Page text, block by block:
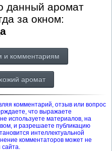
данный аромат
за окном:
и комментариям
аромат
комментарий, отзыв или вопрос
что выражаете
используете материалов, на
и разрешаете публикацию
интеллектуальной
комментаторов может не